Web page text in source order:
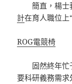
簡直，楊士
計在育人職位上
ROG電競椅
固然終年
要科研義務需